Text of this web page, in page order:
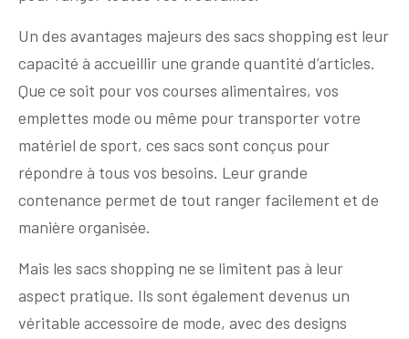
Un des avantages majeurs des sacs shopping est leur
capacité à accueillir une grande quantité d’articles.
Que ce soit pour vos courses alimentaires, vos
emplettes mode ou même pour transporter votre
matériel de sport, ces sacs sont conçus pour
répondre à tous vos besoins. Leur grande
contenance permet de tout ranger facilement et de
manière organisée.
Mais les sacs shopping ne se limitent pas à leur
aspect pratique. Ils sont également devenus un
véritable accessoire de mode, avec des designs